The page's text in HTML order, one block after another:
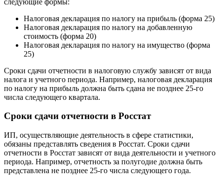
Налоговая декларация по налогу на прибыль (форма 25)
Налоговая декларация по налогу на добавленную
стоимость (форма 20)
Налоговая декларация по налогу на имущество (форма
25)
Сроки сдачи отчетности в налоговую службу зависят от вида
налога и учетного периода. Например, налоговая декларация
по налогу на прибыль должна быть сдана не позднее 25-го
числа следующего квартала.
Сроки сдачи отчетности в Росстат
ИП, осуществляющие деятельность в сфере статистики,
обязаны представлять сведения в Росстат. Сроки сдачи
отчетности в Росстат зависят от вида деятельности и учетного
периода. Например, отчетность за полугодие должна быть
представлена не позднее 25-го числа следующего года.